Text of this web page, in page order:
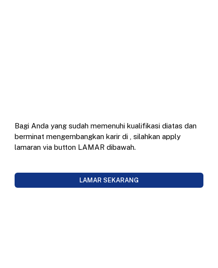
Bagi Anda yang sudah memenuhi kualifikasi diatas dan
berminat mengembangkan karir di , silahkan apply
lamaran via button LAMAR dibawah.
LAMAR SEKARANG